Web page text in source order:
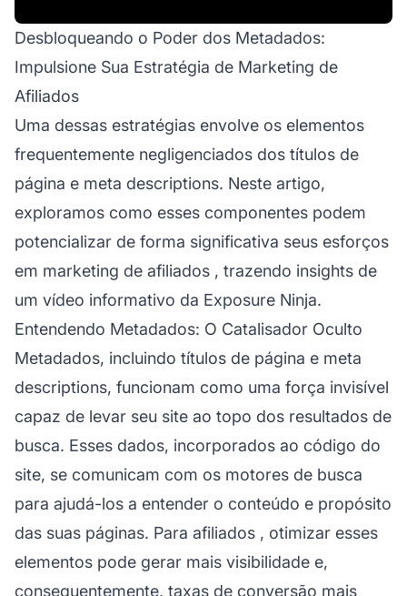
Desbloqueando o Poder dos Metadados:
Impulsione Sua Estratégia de Marketing de
Afiliados
Uma dessas estratégias envolve os elementos
frequentemente negligenciados dos títulos de
página e meta descriptions. Neste artigo,
exploramos como esses componentes podem
potencializar de forma significativa seus esforços
em marketing de afiliados , trazendo insights de
um vídeo informativo da Exposure Ninja.
Entendendo Metadados: O Catalisador Oculto
Metadados, incluindo títulos de página e meta
descriptions, funcionam como uma força invisível
capaz de levar seu site ao topo dos resultados de
busca. Esses dados, incorporados ao código do
site, se comunicam com os motores de busca
para ajudá-los a entender o conteúdo e propósito
das suas páginas. Para afiliados , otimizar esses
elementos pode gerar mais visibilidade e,
consequentemente, taxas de conversão mais